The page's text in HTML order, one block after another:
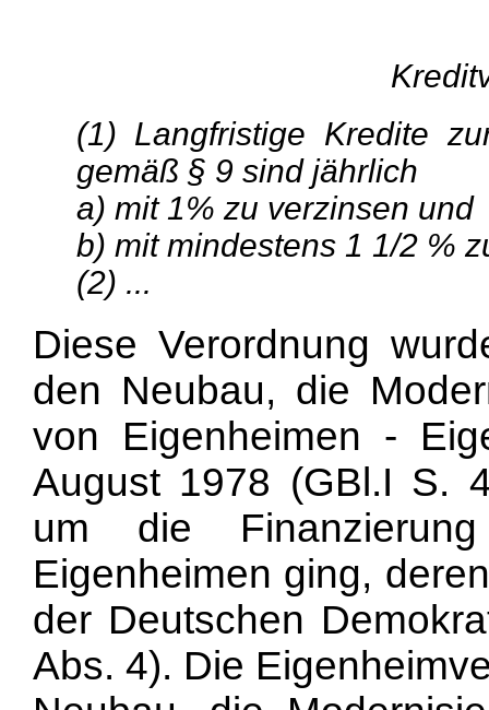
(1) Langfristige Kredite
gemäß § 9 sind jährlich
a) mit 1% zu verzinsen und
b) mit mindestens 1 1/2 %
(2) ...
Diese Verordnung
den Neubau, die
von Eigenheimen -
August 1978 (GBl.I S.
um die
Eigenheimen ging,
der Deutschen
Abs. 4). Die